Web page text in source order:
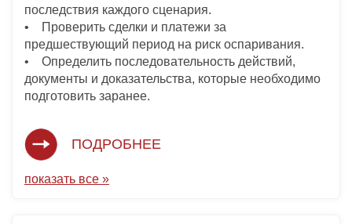
последствия каждого сценария.
• Проверить сделки и платежи за
предшествующий период на риск оспаривания.
• Определить последовательность действий,
документы и доказательства, которые необходимо
подготовить заранее.
ПОДРОБНЕЕ
показать все »